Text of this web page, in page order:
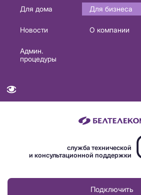
Основная
навигация
Для дома Для бизнеса
Новости
О компании
Админ.
процедуры
служба технической
и консультационной поддержки
Подключить